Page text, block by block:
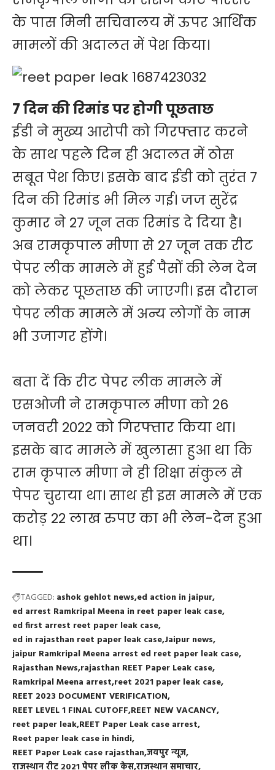
के पास मिनी सचिवालय में ऊपर आर्थिक
मामलों की अदालत में पेश किया।
7 दिन की रिमांड पर होगी पूछताछ
ईडी ने मुख्य आरोपी को गिरफ्तार करने
के साथ पहले दिन ही अदालत में ठोस
सबूत पेश किए। इसके बाद ईडी को तुरंत 7
दिन की रिमांड भी मिल गई। जज सुरेंद्र
कुमार ने 27 जून तक रिमांड दे दिया है।
अब रामकृपाल मीणा से 27 जून तक रीट
पेपर लीक मामले में हुई पैसों की लेन देन
को लेकर पूछताछ की जाएगी। इस दौरान
पेपर लीक मामले में अन्य लोगों के नाम
भी उजागर होंगे।
बता दें कि रीट पेपर लीक मामले में
एसओजी ने रामकृपाल मीणा को 26
जनवरी 2022 को गिरफ्तार किया था।
इसके बाद मामले में खुलासा हुआ था कि
राम कृपाल मीणा ने ही शिक्षा संकुल से
पेपर चुराया था। साथ ही इस मामले में एक
करोड़ 22 लाख रुपए का भी लेन-देन हुआ
था।
TAGGED: ashok gehlot news ed action in jaipur
ed arrest Ramkripal Meena in reet paper leak case
ed first arrest reet paper leak case
ed in rajasthan reet paper leak case Jaipur news
jaipur Ramkripal Meena arrest ed reet paper leak case
Rajasthan News rajasthan REET Paper Leak case
Ramkripal Meena arrest reet 2021 paper leak case
REET 2023 DOCUMENT VERIFICATION
REET LEVEL 1 FINAL CUTOFF REET NEW VACANCY
reet paper leak REET Paper Leak case arrest
Reet paper leak case in hindi
REET Paper Leak case rajasthanजयपुर न्यूज